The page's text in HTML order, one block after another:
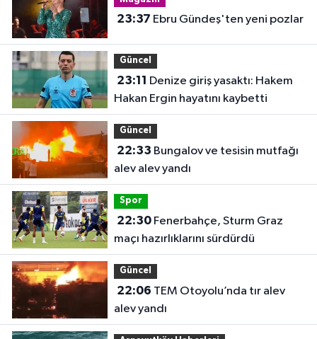
23:37 Ebru Gündeş'ten yeni pozlar
Güncel
23:11
Hakan Ergin hayatını kaybetti
Güncel
22:33
alev alev yandı
Spor
22:30Fenerbahçe, Sturm Graz
maçı hazırlıklarını sürdürdü
Güncel
22:06
alev yandı